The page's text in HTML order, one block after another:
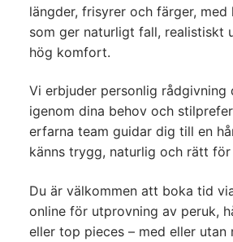
längder, frisyrer och färger,
som ger naturligt fall, realistiskt
hög komfort.
Vi erbjuder personlig rådgivning
igenom dina behov och
erfarna team guidar dig till en
känns trygg, naturlig och rätt för
Du är välkommen att boka tid
online för utprovning av peruk,
eller top pieces – med eller utan